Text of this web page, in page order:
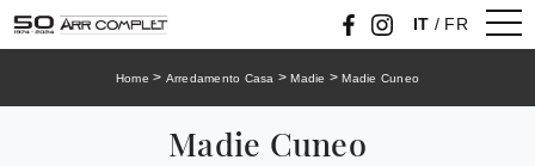
IT / FR
Home > Arredamento Casa >Madie >Madie Cuneo
Madie Cuneo